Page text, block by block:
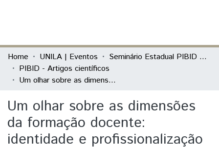
Communities & Collections
All of DSpace
Home UNILA | Eventos
Seminário Estadual PIBID do Paraná: tecendo saberes (PIBID)
PIBID - Artigos científicos
Um olhar sobre as dimensões da formação docente: identidade e profissionalização
Um olhar sobre as dimensões
da formação docente:
identidade e profissionalização